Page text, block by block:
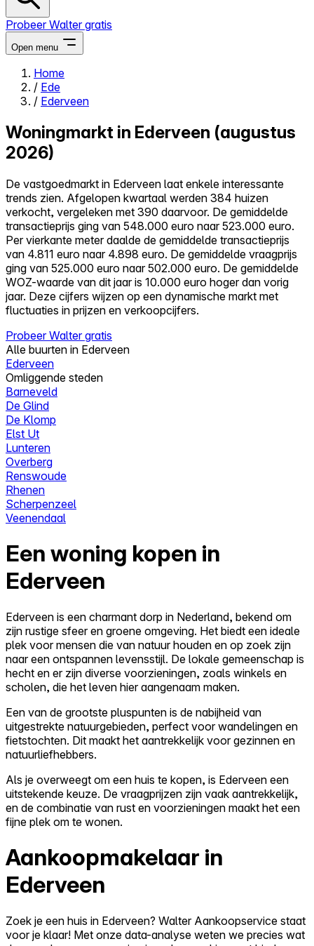
Probeer Walter gratis
Open menu
Close menu
Alles-in-één
Reviews
Prijzen
Log in
Probeer Walter gratis
Home
/ Ede
/ Ederveen
Woningmarkt in Ederveen (augustus
2026)
De vastgoedmarkt in Ederveen laat enkele interessante
trends zien. Afgelopen kwartaal werden 384 huizen
verkocht, vergeleken met 390 daarvoor. De gemiddelde
transactieprijs ging van 548.000 euro naar 523.000 euro.
Per vierkante meter daalde de gemiddelde transactieprijs
van 4.811 euro naar 4.898 euro. De gemiddelde vraagprijs
ging van 525.000 euro naar 502.000 euro. De gemiddelde
WOZ-waarde van dit jaar is 10.000 euro hoger dan vorig
jaar. Deze cijfers wijzen op een dynamische markt met
fluctuaties in prijzen en verkoopcijfers.
Probeer Walter gratis
Alle buurten in Ederveen
Ederveen
Omliggende steden
Barneveld
De Glind
De Klomp
Elst Ut
Lunteren
Overberg
Renswoude
Rhenen
Scherpenzeel
Veenendaal
Een woning kopen in
Ederveen
Ederveen is een charmant dorp in Nederland, bekend om
zijn rustige sfeer en groene omgeving. Het biedt een ideale
plek voor mensen die van natuur houden en op zoek zijn
naar een ontspannen levensstijl. De lokale gemeenschap is
hecht en er zijn diverse voorzieningen, zoals winkels en
scholen, die het leven hier aangenaam maken.
Een van de grootste pluspunten is de nabijheid van
uitgestrekte natuurgebieden, perfect voor wandelingen en
fietstochten. Dit maakt het aantrekkelijk voor gezinnen en
natuurliefhebbers.
Als je overweegt om een huis te kopen, is Ederveen een
uitstekende keuze. De vraagprijzen zijn vaak aantrekkelijk,
en de combinatie van rust en voorzieningen maakt het een
fijne plek om te wonen.
Aankoopmakelaar in
Ederveen
Zoek je een huis in Ederveen? Walter Aankoopservice staat
voor je klaar! Met onze data-analyse weten we precies wat